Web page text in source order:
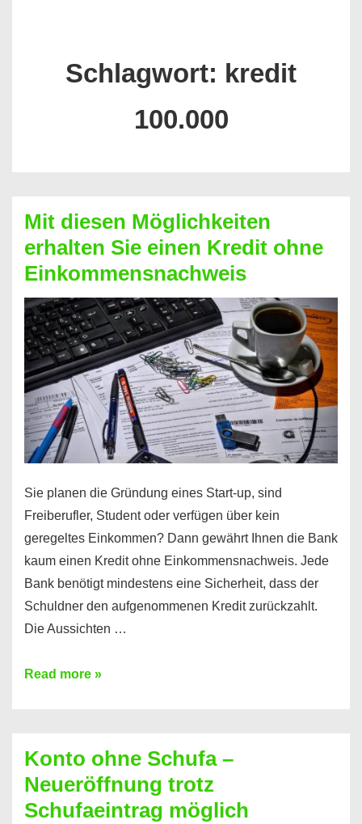
Schlagwort: kredit
100.000
Mit diesen Möglichkeiten
erhalten Sie einen Kredit ohne
Einkommensnachweis
Sie planen die Gründung eines Start-up, sind
Freiberufler, Student oder verfügen über kein
geregeltes Einkommen? Dann gewährt Ihnen die Bank
kaum einen Kredit ohne Einkommensnachweis. Jede
Bank benötigt mindestens eine Sicherheit, dass der
Schuldner den aufgenommenen Kredit zurückzahlt.
Die Aussichten …
Mit
Sie
einen
Kredit
Read more »
Konto ohne Schufa –
Neueröffnung trotz
Schufaeintrag möglich